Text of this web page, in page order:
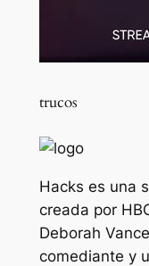
trucos
Hacks es una
creada por
Deborah
comediante y